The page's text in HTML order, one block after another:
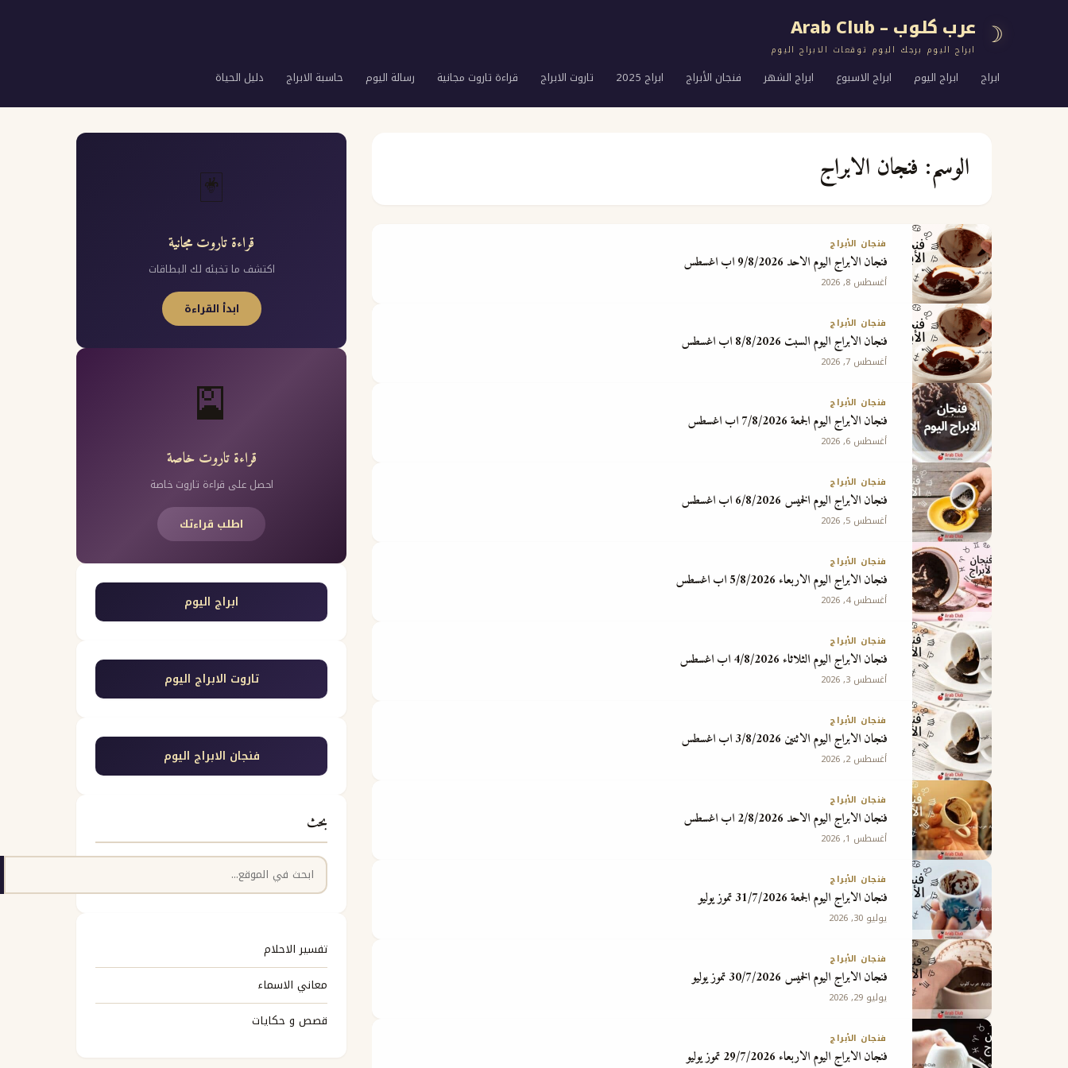
☽ عرب كلوب – Arab Club
ابراج اليوم برجك اليوم توقعات الابراج اليوم
ابراج ابراج اليوم ابراج الاسبوع ابراج الشهر فنجان الأبراج ابراج 2025 تاروت الابراج قراءة تاروت مجانية رسالة اليوم حاسبة الابراج دليل الحياة
الوسم: فنجان الابراج
فنجان الأبراج
فنجان الابراج اليوم الاحد 9/8/2026 اب اغسطس
أغسطس 8, 2026
فنجان الأبراج
فنجان الابراج اليوم السبت 8/8/2026 اب اغسطس
أغسطس 7, 2026
فنجان الأبراج
فنجان الابراج اليوم الجمعة 7/8/2026 اب اغسطس
أغسطس 6, 2026
فنجان الأبراج
فنجان الابراج اليوم الخميس 6/8/2026 اب اغسطس
أغسطس 5, 2026
فنجان الأبراج
فنجان الابراج اليوم الاربعاء 5/8/2026 اب اغسطس
أغسطس 4, 2026
فنجان الأبراج
فنجان الابراج اليوم الثلاثاء 4/8/2026 اب اغسطس
أغسطس 3, 2026
فنجان الأبراج
فنجان الابراج اليوم الاثنين 3/8/2026 اب اغسطس
أغسطس 2, 2026
فنجان الأبراج
فنجان الابراج اليوم الاحد 2/8/2026 اب اغسطس
أغسطس 1, 2026
فنجان الأبراج
فنجان الابراج اليوم الجمعة 31/7/2026 تموز يوليو
يوليو 30, 2026
فنجان الأبراج
فنجان الابراج اليوم الخميس 30/7/2026 تموز يوليو
يوليو 29, 2026
فنجان الأبراج
فنجان الابراج اليوم الاربعاء 29/7/2026 تموز يوليو
🃏
قراءة تاروت مجانية
اكتشف ما تخبئه لك البطاقات
ابدأ القراءة
🎴
قراءة تاروت خاصة
احصل على قراءة تاروت خاصة
اطلب قراءتك
ابراج اليوم
تاروت الابراج اليوم
فنجان الابراج اليوم
بحث
البحث
تفسير الاحلام
معاني الاسماء
قصص و حكايات